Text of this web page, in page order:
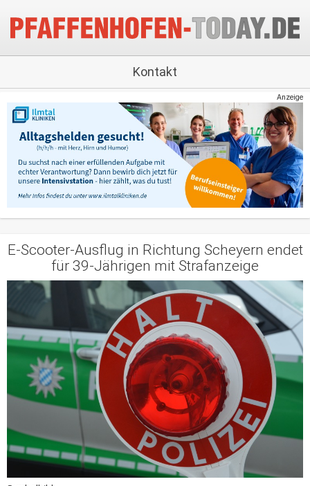
Kontakt
Anzeige
E-Scooter-Ausflug in Richtung Scheyern endet
für 39-Jährigen mit Strafanzeige